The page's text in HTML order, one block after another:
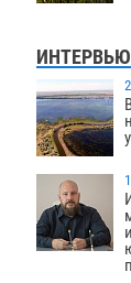
ИНТЕРВЬЮ